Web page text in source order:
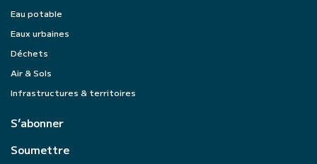
Eau potable
Eaux urbaines
Déchets
Air & Sols
Infrastructures & territoires
S’abonner
Soumettre